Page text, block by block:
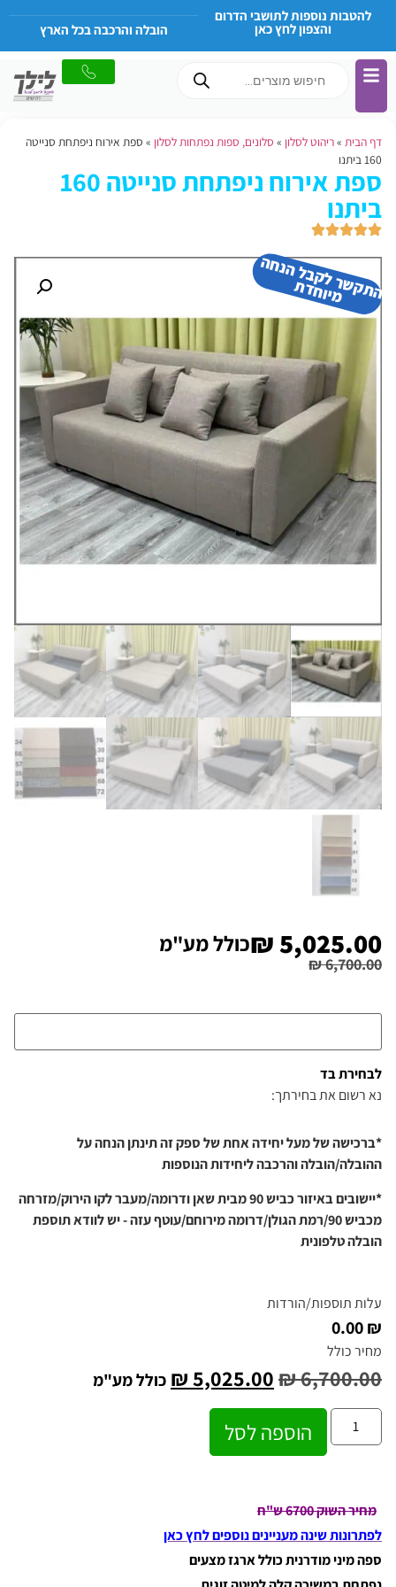
להטבות נוספות לתושבי הדרום
והצפון לחץ כאן הובלה והרכבה בכל הארץ
דף הבית »ריהוט לסלון » סלונים, ספות נפתחות לסלון » ספת אירוח ניפתחת סנייטה
160 ביתנו
ספת אירוח ניפתחת סנייטה 160
ביתנו
ה
ת
ק
ש
ר
ל
ק
ב
ל
הנ
ח
ה
מיו
ח
ד
ת
₪6,700.00
₪5,025.00 כולל מע"מ
לבחירת בד
נא רשום את בחירתך:
*ברכישה של מעל יחידה אחת של ספק זה תינתן הנחה על
ההובלה/הובלה והרכבה ליחידות הנוספות
*יישובים באיזור כביש 90 מבית שאן ודרומה/מעבר לקו הירוק/מזרחה
מכביש 90/רמת הגולן/דרומה מירוחם/עוטף עזה - יש לוודא תוספת
הובלה טלפונית
עלות תוספות/הורדות
₪ 0.00
מחיר כולל
₪6,700.00
₪5,025.00 כולל מע"מ
הוספה לסל
מחיר השוק 6700 ש"ח
לפתרונות שינה מעניינים נוספים לחץ כאן
ספה מיני מודרנית כולל ארגז מצעים